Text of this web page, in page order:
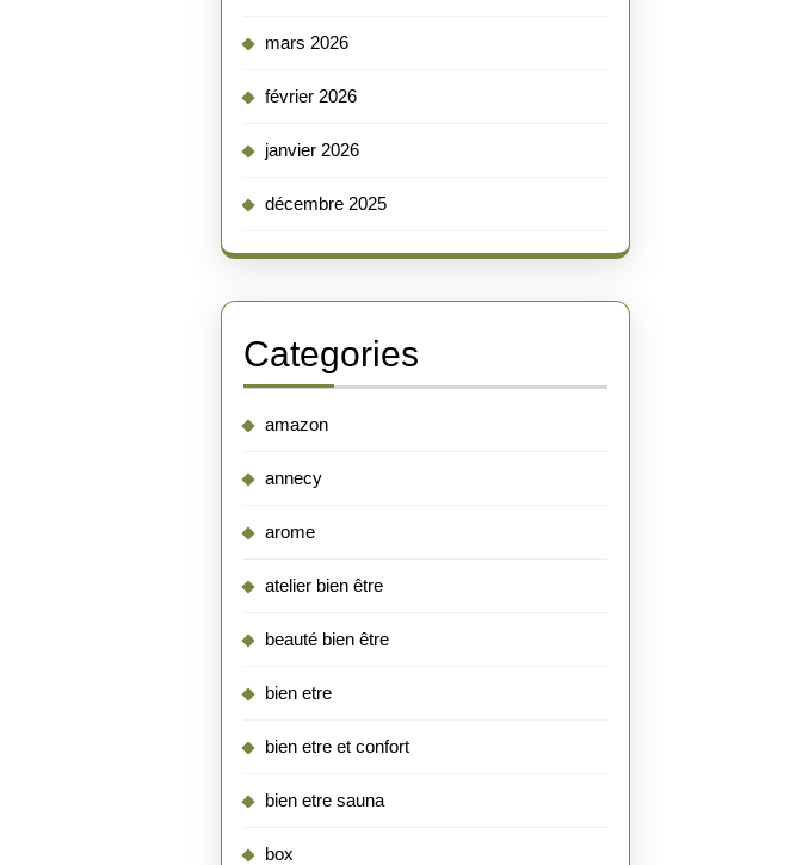
mars 2026
février 2026
janvier 2026
décembre 2025
Categories
amazon
annecy
arome
atelier bien être
beauté bien être
bien etre
bien etre et confort
bien etre sauna
box